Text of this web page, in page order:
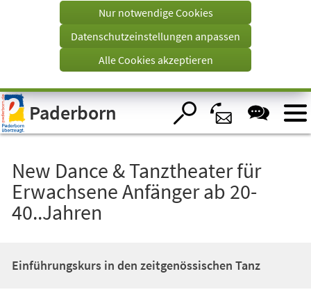
Visuelle
Assistenzsoftware
öffnen.
einem
Tab)
Nur notwendige Cookies
Datenschutzeinstellungen anpassen
Alle Cookies akzeptieren
Paderborn
New Dance & Tanztheater für
Erwachsene Anfänger ab 20-
40..Jahren
Einführungskurs in den zeitgenössischen Tanz